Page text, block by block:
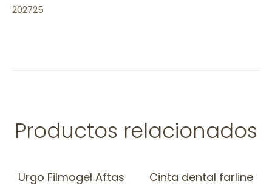
202725
Productos relacionados
Urgo Filmogel Aftas Cinta dental farline